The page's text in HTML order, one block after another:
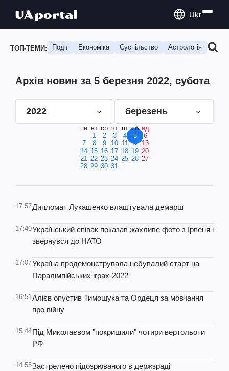
Ukr
ТОП-ТЕМИ: Події Економіка Суспільство Астрологія
Архів новин за 5 березня 2022, субота
2022 березень
пн вт ср чт пт сб нд
1
2 3 4 5
6
7
8 9 10 11 12 13
14 15 16 17 18 19 20
21 22 23 24 25 26 27
28 29 30 31
17:57Дипломат Лукашенко влаштувала демарш
17:40Український співак показав жахливе фото з Ірпеня і
звернувся до НАТО
17:07Україна продемонструвала небувалий старт на
Паралімпійських іграх-2022
16:51Алієв опустив Тимощука та Ордеця за мовчання
про війну
15:44Під Миколаєвом "покришили" чотири вертольоти
РФ
14:55Застрелено підозрюваного в держзраді